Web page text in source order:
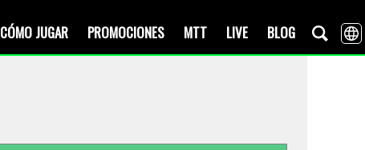
BLOG
LIVE
MTT
PROMOCIONES
CÓMO JUGAR